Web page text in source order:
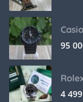
95
4